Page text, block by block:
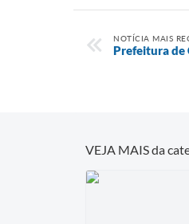
NOTÍCIA MAIS
Prefeitura de
VEJA MAIS da